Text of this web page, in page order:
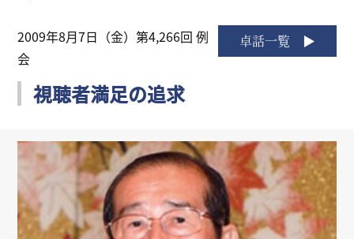
歴史
特徴
リンク
会員専用ページ
卓話一覧
2009年8月7日（金）第4,266回 例
会
視聴者満足の追求